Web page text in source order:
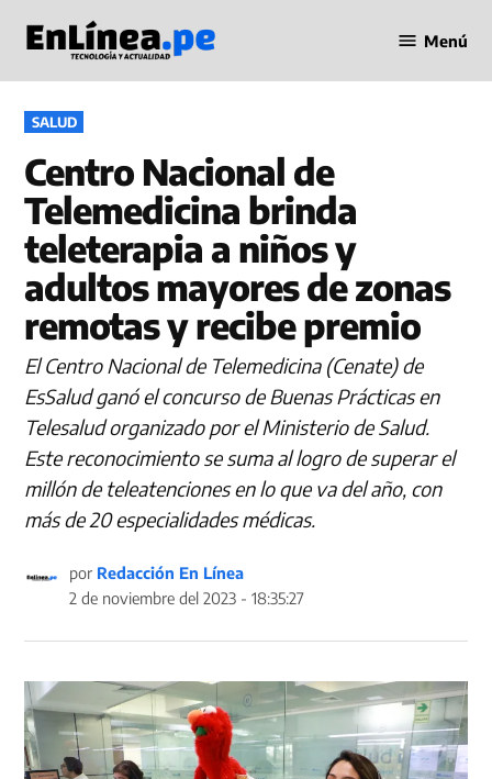
contenido
en Línea
Menú
PUBLICADO
EN
SALUD
Centro Nacional de
Telemedicina brinda
teleterapia a niños y
adultos mayores de zonas
remotas y recibe premio
El Centro Nacional de Telemedicina (Cenate) de
EsSalud ganó el concurso de Buenas Prácticas en
Telesalud organizado por el Ministerio de Salud.
Este reconocimiento se suma al logro de superar el
millón de teleatenciones en lo que va del año, con
más de 20 especialidades médicas.
por Redacción En Línea
2 de noviembre del 2023 - 18:35:27